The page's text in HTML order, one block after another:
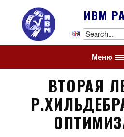
ИВМ
Search
for:
Меню
ВТОРАЯ